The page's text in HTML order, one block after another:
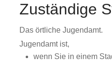
Zuständige
Das örtliche Jugendamt.
Jugendamt ist,
wenn Sie in einem